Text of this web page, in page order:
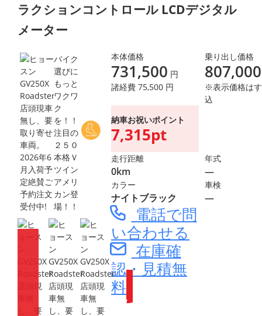
ラクションコントロール LCDデジタル
メーター
バイク
選びに
もっと
ワクワ
ク
を！！
注目の
２５０
本格Ｖ
ツイン
アメリ
カン登
場！！
本体価格
731,500 円
乗り出し価格
807,000
諸経費 75,500 円
※表示価格は
込
納車お祝いポイント
7,315pt
走行距離
0km
年式
―
カラー
ナイトブラック
車検
―
電話で問
い合わせる
在庫確
認・見積無
料
Webike会員